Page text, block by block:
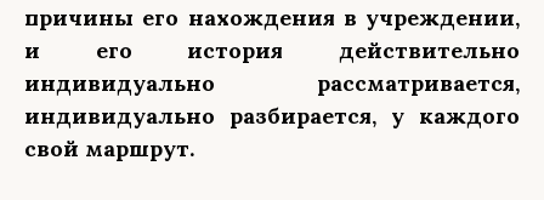
причины его нахождения в учреждении,
и его история действительно
индивидуально рассматривается,
индивидуально разбирается, у каждого
свой маршрут.